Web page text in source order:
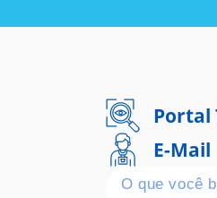
Portal
E-Mail